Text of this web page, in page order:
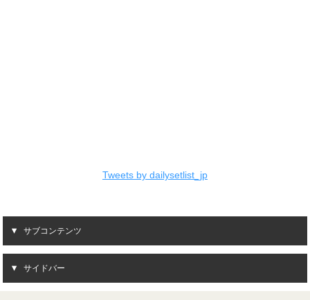
Tweets by dailysetlist_jp
サブコンテンツ
サイドバー